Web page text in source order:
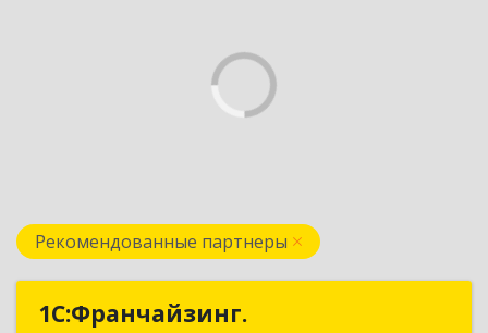
Рекомендованные партнеры
1С:Франчайзинг.1С:Франчайзинг.